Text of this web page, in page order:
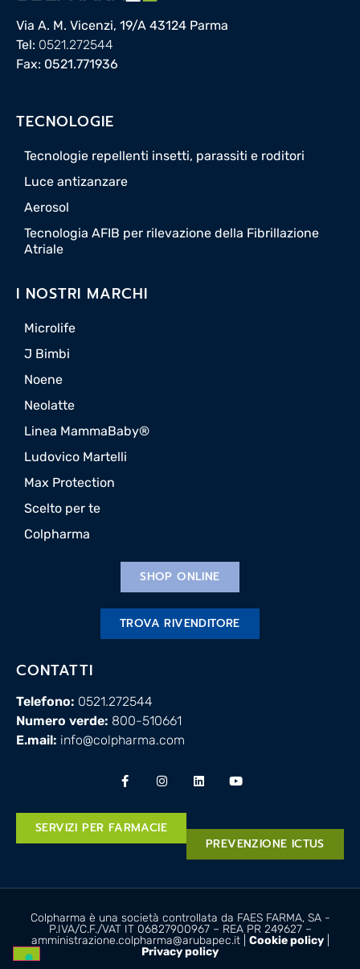
Via A. M. Vicenzi, 19/A 43124 Parma
Tel: 0521.272544
Fax: 0521.771936
TECNOLOGIE
Tecnologie repellenti insetti, parassiti e roditori
Luce antizanzare
Aerosol
Tecnologia AFIB per rilevazione della Fibrillazione
Atriale
I NOSTRI MARCHI
Microlife
J Bimbi
Noene
Neolatte
Linea MammaBaby®
Ludovico Martelli
Max Protection
Scelto per te
Colpharma
SHOP ONLINE
TROVA RIVENDITORE
CONTATTI
Telefono: 0521.272544
Numero verde: 800-510661
E.mail: info@colpharma.com
SERVIZI PER FARMACIE
PREVENZIONE ICTUS
Colpharma è una società controllata da FAES FARMA, SA -
P.IVA/C.F./VAT IT 06827900967 – REA PR 249627 –
amministrazione.colpharma@arubapec.it | Cookie policy|
Privacy policy